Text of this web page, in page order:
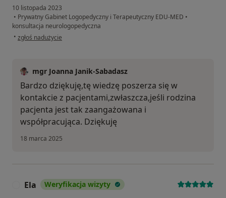
10 listopada 2023
• Prywatny Gabinet Logopedyczny i Terapeutyczny EDU-MED •
konsultacja neurologopedyczna
• w opinii użytkownika Małgorzata
zgłoś nadużycie
mgr Joanna Janik-Sabadasz
Bardzo dziękuję,tę wiedzę poszerza się w
kontakcie z pacjentami,zwłaszcza,jeśli rodzina
pacjenta jest tak zaangażowana i
współpracująca. Dziękuję
18 marca 2025
Ela Weryfikacja wizyty